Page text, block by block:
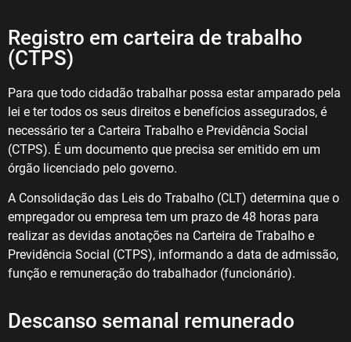
Registro em carteira de trabalho
(CTPS)
Para que todo cidadão trabalhar possa estar amparado pela
lei e ter todos os seus direitos e benefícios assegurados, é
necessário ter a Carteira Trabalho e Previdência Social
(CTPS). É um documento que precisa ser emitido em um
órgão licenciado pelo governo.
A Consolidação das Leis do Trabalho (CLT) determina que o
empregador ou empresa tem um prazo de 48 horas para
realizar as devidas anotações na Carteira de Trabalho e
Previdência Social (CTPS), informando a data de admissão,
função e remuneração do trabalhador (funcionário).
Descanso semanal remunerado